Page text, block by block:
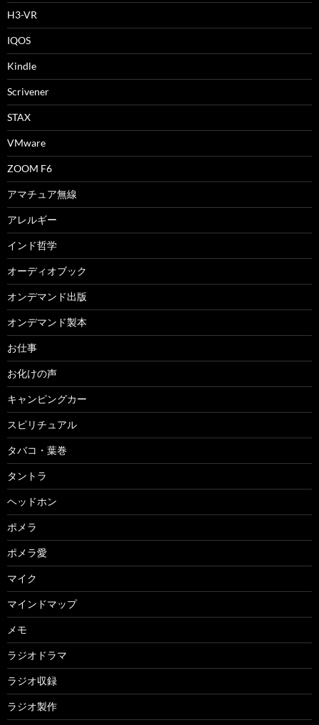
H3-VR
IQOS
Kindle
Scrivener
STAX
VMware
ZOOM F6
アマチュア無線
アレルギー
インド哲学
オーディオブック
オンデマンド出版
オンデマンド製本
お仕事
お化けの声
キャンピングカー
スピリチュアル
タバコ・葉巻
タントラ
ヘッドホン
ポメラ
ポメラ愛
マイク
マインドマップ
メモ
ラジオドラマ
ラジオ収録
ラジオ製作